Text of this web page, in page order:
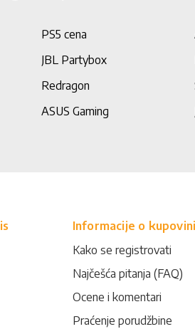
PS5 cena
JBL Partybox
Redragon
ASUS Gaming
Informacije o kupovini
Kako se registrovati
Najčešća pitanja (FAQ)
Ocene i komentari
Praćenje porudžbine